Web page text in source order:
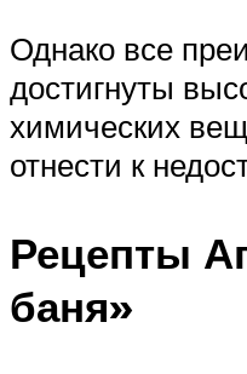
Однако все
достигнуты
химических
отнести к
Рецепты
баня»